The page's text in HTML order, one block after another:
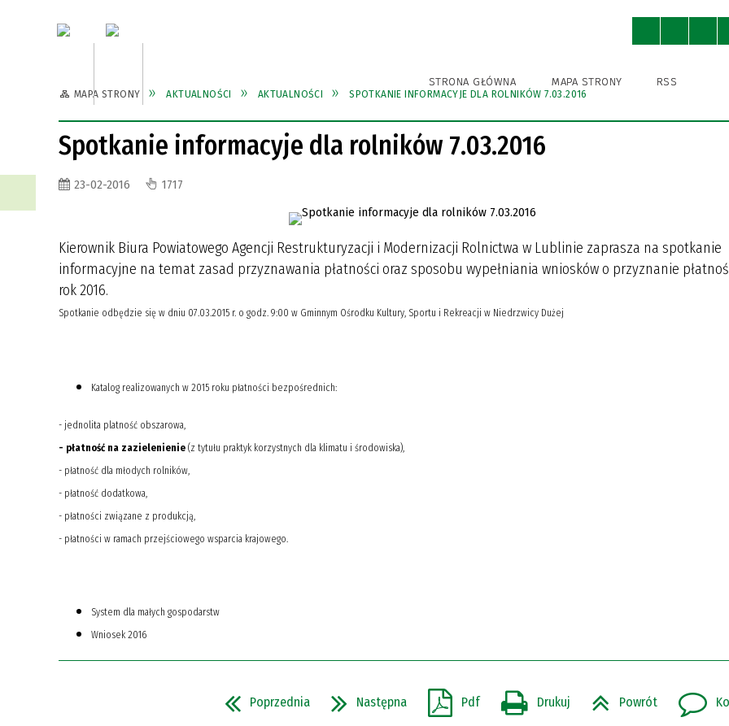
STRONA GŁÓWNA MAPA STRONY RSS
WŁADZE GMINY PRACOWNICY URZĘDU STRUKTURA URZĘDU
INWESTYCJE ZAMÓWIENIA PUBLICZNE
DIGITALIZACJA ZESZYTÓW
NIEDRZWICKICH, INNYCH
PUBLIKACJI: DRUKÓW ULOTNYCH,
FOTOGRAFII TOWARZYSTWA
PRZYJACIÓŁ ZIEMI
GMINNA BIBLIOTEKA PUBLICZNA
GMINNY OŚRODEK
KALENDARZ IMPREZ W GMINIE REJESTR INSTYTUCJI KULTURY
DIGITALIZACJA ZESZYTÓW
NIEDRZWICKICH, INNYCH
PUBLIKACJI: DRUKÓW ULOTNYCH,
FOTOGRAFII TOWARZYSTWA
PRZYJACIÓŁ ZIEMI
GMINNA BIBLIOTEKA PUBLICZNA
GMINNY OŚRODEK
KALENDARZ IMPREZ W GMINIE REJESTR INSTYTUCJI KULTURY
ZABYTKI GMINNA EWIDENCJA ZABYTKÓW IZBA TRADYCJI
CMENTARZE
SZLAKI ROWEROWE I TRASY
PRZEWODNIKI, FOLDERY
GKS ORION KS HEKSA
GMINNA AKADEMIA
MAPA STRONY AKTUALNOŚCI AKTUALNOŚCI SPOTKANIE INFORMACYJE DLA ROLNIKÓW 7.03.2016
Spotkanie informacyje dla rolników 7.03.2016
23-02-2016 1717
Kierownik Biura Powiatowego Agencji Restrukturyzacji i Modernizacji Rolnictwa w Lublinie zaprasza na spotkanie
informacyjne na temat zasad przyznawania płatności oraz sposobu wypełniania wniosków o przyznanie
rok 2016.
Spotkanie odbędzie się w dniu 07.03.2015 r. o godz. 9:00 w Gminnym Ośrodku Kultury, Sportu i Rekreacji w Niedrzwicy Dużej
Katalog realizowanych w 2015 roku płatności bezpośrednich:
- jednolita platność obszarowa,
- płatność na zazielenienie (z tytułu praktyk korzystnych dla klimatu i środowiska),
- płatność dla młodych rolników,
- płatność dodatkowa,
- płatności związane z produkcją,
- płatności w ramach przejściowego wsparcia krajowego.
System dla małych gospodarstw
Wniosek 2016
Poprzednia Następna Pdf Drukuj Powrót